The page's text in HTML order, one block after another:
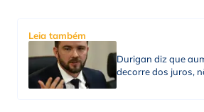
Leia também
Durigan diz que
decorre dos juros,